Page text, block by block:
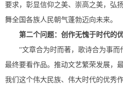
要求，彰显信仰之美、崇高之美，弘
舞全国各族人民朝气蓬勃迈向未来。
第二个问题：创作无愧于时代的
“文章合为时而著，歌诗合为事
最终要看作品。推动文艺繁荣发展，
我们这个伟大民族、伟大时代的优秀